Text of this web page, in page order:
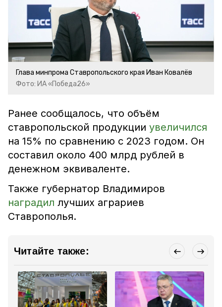
Глава минпрома Ставропольского края Иван Ковалёв
Фото: ИА «Победа26»
Ранее сообщалось, что объём
ставропольской продукции увеличился
на 15% по сравнению с 2023 годом. Он
составил около 400 млрд рублей в
денежном эквиваленте.
Также губернатор Владимиров
наградил лучших аграриев
Ставрополья.
Читайте также: